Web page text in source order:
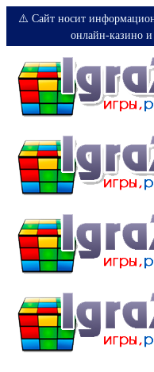
⚠️ Сайт носит
онлайн-казино